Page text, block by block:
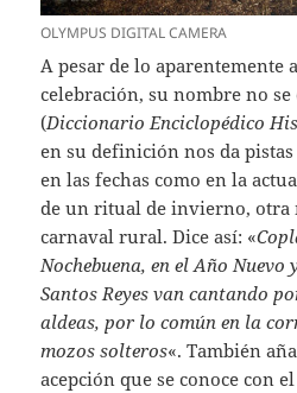
OLYMPUS DIGITAL CAMERA
A pesar de lo aparentemente
celebración, su nombre no se
(Diccionario Enciclopédico
en su definición nos da
en las fechas como en la
de un ritual de invierno, otra
carnaval rural. Dice así: «
Nochebuena, en el Año Nuevo
Santos Reyes van cantando
aldeas, por lo común en la
mozos solteros«. También
acepción que se conoce con